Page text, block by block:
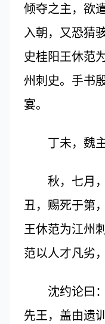
倾夺之主，欲
入朝，又恐猜
史桂阳王休范
州刺史。手书
宴。
丁未，魏主
秋，七月，
丑，赐死于第
王休范为江州
范以人才凡劣
沈约论曰：
先王，盖由遗